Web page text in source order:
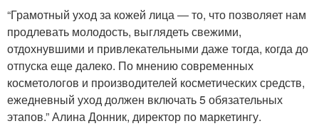
“Грамотный уход за кожей лица ― то, что позволяет нам
продлевать молодость, выглядеть свежими,
отдохнувшими и привлекательными даже тогда, когда до
отпуска еще далеко. По мнению современных
косметологов и производителей косметических средств,
ежедневный уход должен включать 5 обязательных
этапов.” Алина Донник, директор по маркетингу.